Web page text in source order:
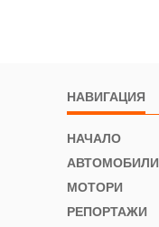
НАВИГАЦИЯ
НАЧАЛО
АВТОМОБИЛИ
МОТОРИ
РЕПОРТАЖИ